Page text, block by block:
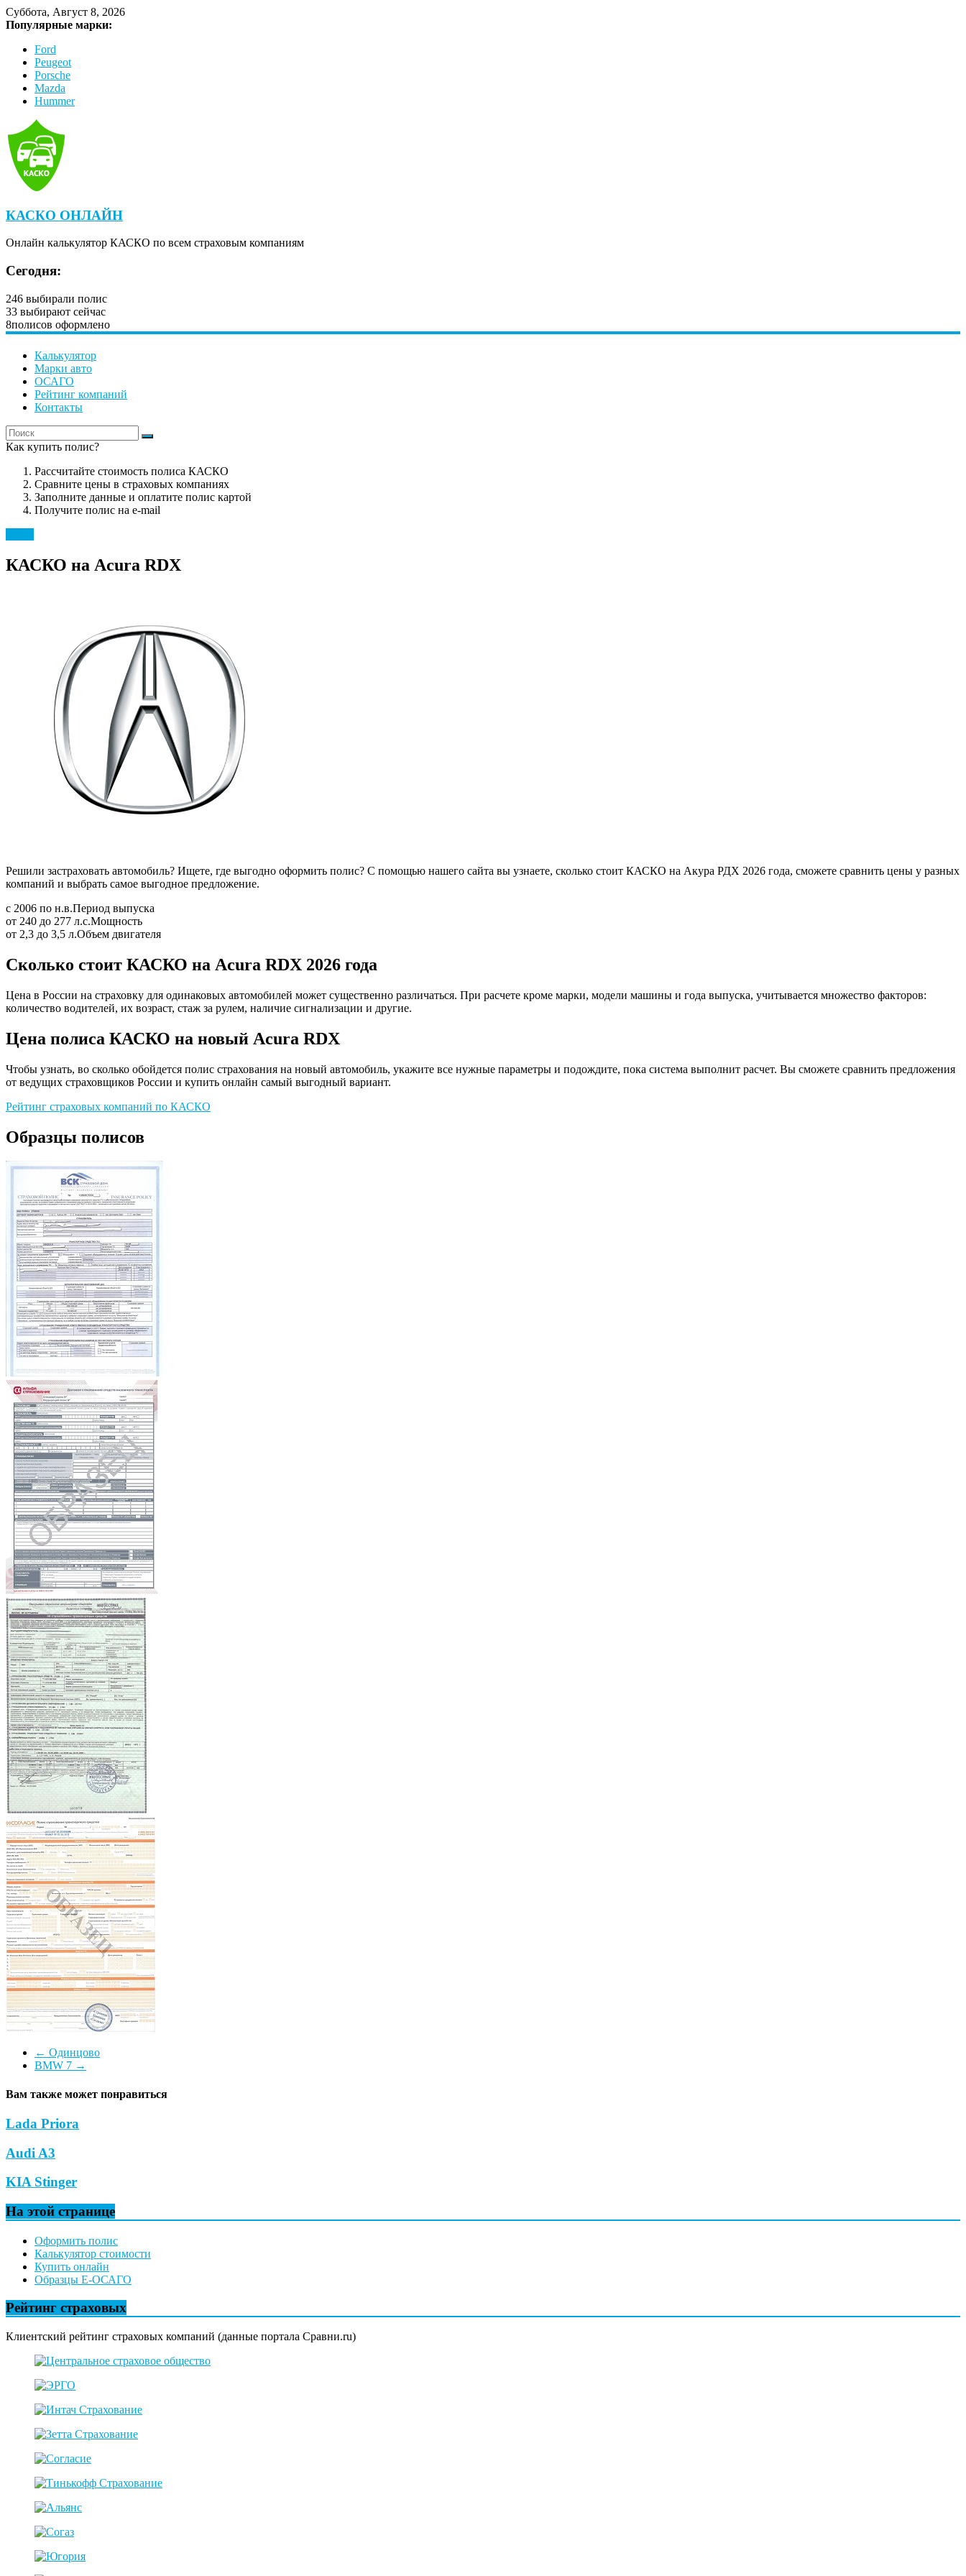
Суббота, Август 8, 2026
Популярные марки:
Ford
Peugeot
Porsche
Mazda
Hummer
КАСКО ОНЛАЙН
Онлайн калькулятор КАСКО по всем страховым компаниям
Сегодня:
246 выбирали полис
33 выбирают сейчас
8полисов оформлено
Калькулятор
Марки авто
ОСАГО
Рейтинг компаний
Контакты
Как купить полис?
Рассчитайте стоимость полиса КАСКО
Сравните цены в страховых компаниях
Заполните данные и оплатите полис картой
Получите полис на e-mail
КАСКО на Acura RDX
Решили застраховать автомобиль? Ищете, где выгодно оформить полис? С помощью нашего сайта вы узнаете, сколько стоит КАСКО на Акура РДХ 2026 года, сможете сравнить цены у разных
компаний и выбрать самое выгодное предложение.
с 2006 по н.в.Период выпуска
от 240 до 277 л.с.Мощность
от 2,3 до 3,5 л.Объем двигателя
Сколько стоит КАСКО на Acura RDX 2026 года
Цена в России на страховку для одинаковых автомобилей может существенно различаться. При расчете кроме марки, модели машины и года выпуска, учитывается множество факторов:
количество водителей, их возраст, стаж за рулем, наличие сигнализации и другие.
Цена полиса КАСКО на новый Acura RDX
Чтобы узнать, во сколько обойдется полис страхования на новый автомобиль, укажите все нужные параметры и подождите, пока система выполнит расчет. Вы сможете сравнить предложения
от ведущих страховщиков России и купить онлайн самый выгодный вариант.
Рейтинг страховых компаний по КАСКО
Образцы полисов
← Одинцово
BMW 7 →
Вам также может понравиться
Lada Priora
Audi A3
KIA Stinger
На этой странице
Оформить полис
Калькулятор стоимости
Купить онлайн
Образцы Е-ОСАГО
Рейтинг страховых
Клиентский рейтинг страховых компаний (данные портала Сравни.ru)